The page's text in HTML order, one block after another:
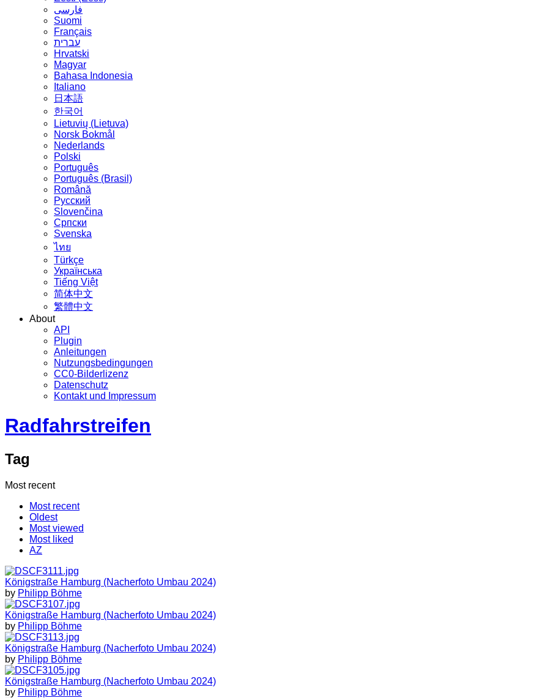
فارسی
Suomi
Français
עברית
Hrvatski
Magyar
Bahasa Indonesia
Italiano
日本語
한국어
Lietuvių (Lietuva)
‪Norsk Bokmål‬
Nederlands
Polski
Português
Português (Brasil)
Română
Русский
Slovenčina
Српски
Svenska
ไทย
Türkçe
Українська
Tiếng Việt
简体中文
繁體中文
About
API
Plugin
Anleitungen
Nutzungsbedingungen
CC0-Bilderlizenz
Datenschutz
Kontakt und Impressum
Radfahrstreifen
Tag
Most recent
Most recent
Oldest
Most viewed
Most liked
AZ
Königstraße Hamburg (Nacherfoto Umbau 2024)
by Philipp Böhme
Königstraße Hamburg (Nacherfoto Umbau 2024)
by Philipp Böhme
Königstraße Hamburg (Nacherfoto Umbau 2024)
by Philipp Böhme
Königstraße Hamburg (Nacherfoto Umbau 2024)
by Philipp Böhme